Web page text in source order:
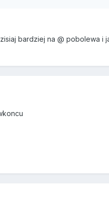
bardziej na @ pobolewa i